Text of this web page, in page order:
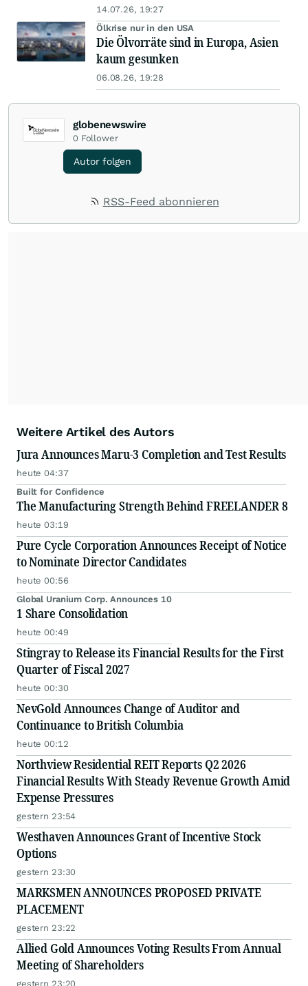
14.07.26, 19:27
Ölkrise nur in den USA
Die Ölvorräte sind in Europa, Asien
kaum gesunken
06.08.26, 19:28
globenewswire
0 Follower
Autor folgen
RSS-Feed abonnieren
Weitere Artikel des Autors
Jura Announces Maru-3 Completion and Test Results
heute 04:37
Built for Confidence
The Manufacturing Strength Behind FREELANDER 8
heute 03:19
Pure Cycle Corporation Announces Receipt of Notice
to Nominate Director Candidates
heute 00:56
Global Uranium Corp. Announces 10
1 Share Consolidation
heute 00:49
Stingray to Release its Financial Results for the First
Quarter of Fiscal 2027
heute 00:30
NevGold Announces Change of Auditor and
Continuance to British Columbia
heute 00:12
Northview Residential REIT Reports Q2 2026
Financial Results With Steady Revenue Growth Amid
Expense Pressures
gestern 23:54
Westhaven Announces Grant of Incentive Stock
Options
gestern 23:30
MARKSMEN ANNOUNCES PROPOSED PRIVATE
PLACEMENT
gestern 23:22
Allied Gold Announces Voting Results From Annual
Meeting of Shareholders
gestern 23:20